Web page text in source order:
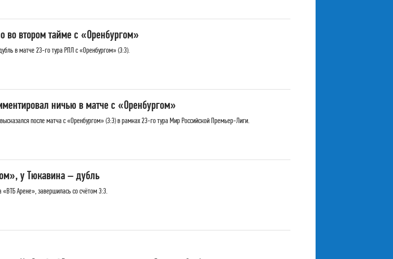
во втором тайме с «Оренбургом»
в матче 23-го тура РПЛ с «Оренбургом» (3:3).
ничью в матче с «Оренбургом»
после матча с «Оренбургом» (3:3) в рамках 23-го тура Мир Российской Премьер-Лиги.
у Тюкавина – дубль
Арене», завершилась со счётом 3:3.